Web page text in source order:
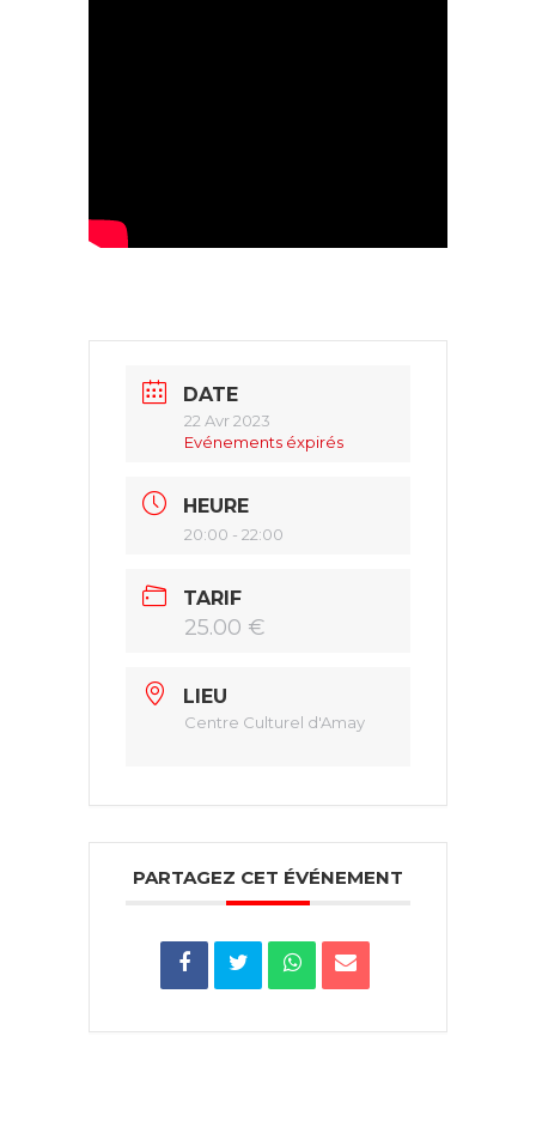
DATE
22 Avr 2023
Evénements éxpirés
HEURE
20:00 - 22:00
TARIF
25.00 €
LIEU
Centre Culturel d'Amay
PARTAGEZ CET ÉVÉNEMENT